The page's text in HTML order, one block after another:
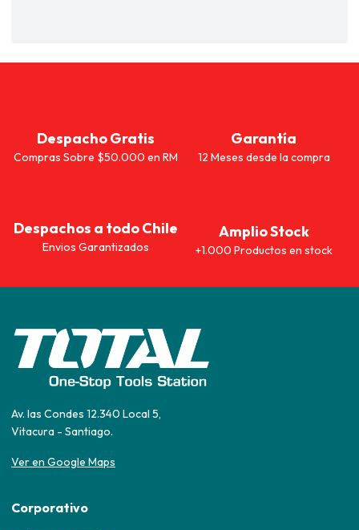
Despacho Gratis
Compras Sobre $50.000 en RM
Garantía
12 Meses desde la compra
Despachos a todo Chile
Envios Garantizados
Amplio Stock
+1.000 Productos en stock
Av. las Condes 12.340 Local 5,
Vitacura - Santiago.
Ver en Google Maps
Corporativo